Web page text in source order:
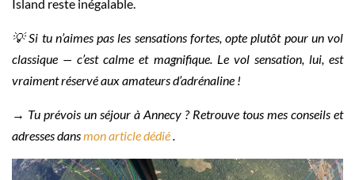
Island reste inégalable.
💡 Si tu n’aimes pas les sensations fortes, opte plutôt pour un vol
classique — c’est calme et magnifique. Le vol sensation, lui, est
vraiment réservé aux amateurs d’adrénaline !
→ Tu prévois un séjour à Annecy ? Retrouve tous mes conseils et
adresses dansmon article dédié